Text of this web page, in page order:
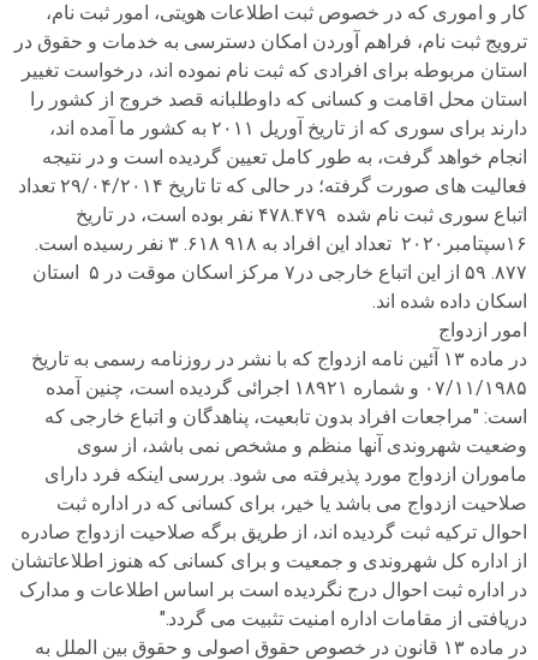
کار و اموری که در خصوص ثبت اطلاعات هویتی، امور ثبت نام،
ترویج ثبت نام، فراهم آوردن امکان دسترسی به خدمات و حقوق در
استان مربوطه برای افرادی که ثبت نام نموده اند، درخواست تغییر
استان محل اقامت و کسانی که داوطلبانه قصد خروج از کشور را
دارند برای سوری که از تاریخ آوریل ۲۰۱۱ به کشور ما آمده اند،
انجام خواهد گرفت، به طور کامل تعیین گردیده است و در نتیجه
فعالیت های صورت گرفته؛ در حالی که تا تاریخ ۲۹/۰۴/۲۰۱۴ تعداد
اتباع سوری ثبت نام شده ۴۷۸.۴۷۹ نفر بوده است، در تاریخ
۱۶سپتامبر۲۰۲۰ تعداد این افراد به ۹۱۸ ۶۱۸. ۳ نفر رسیده است.
۸۷۷. ۵۹ از این اتباع خارجی در۷ مرکز اسکان موقت در ۵ استان
اسکان داده شده اند.
امور ازدواج
در ماده ۱۳ آئین نامه ازدواج که با نشر در روزنامه رسمی به تاریخ
۰۷/۱۱/۱۹۸۵ و شماره ۱۸۹۲۱ اجرائی گردیده است، چنین آمده
است: "مراجعات افراد بدون تابعیت، پناهدگان و اتباع خارجی که
وضعیت شهروندی آنها منظم و مشخص نمی باشد، از سوی
ماموران ازدواج مورد پذیرفته می شود. بررسی اینکه فرد دارای
صلاحیت ازدواج می باشد یا خیر، برای کسانی که در اداره ثبت
احوال ترکیه ثبت گردیده اند، از طریق برگه صلاحیت ازدواج صادره
از اداره کل شهروندی و جمعیت و برای کسانی که هنوز اطلاعاتشان
در اداره ثبت احوال درج نگردیده است بر اساس اطلاعات و مدارک
دریافتی از مقامات اداره امنیت تثبیت می گردد."
در ماده ۱۳ قانون در خصوص حقوق اصولی و حقوق بین الملل به